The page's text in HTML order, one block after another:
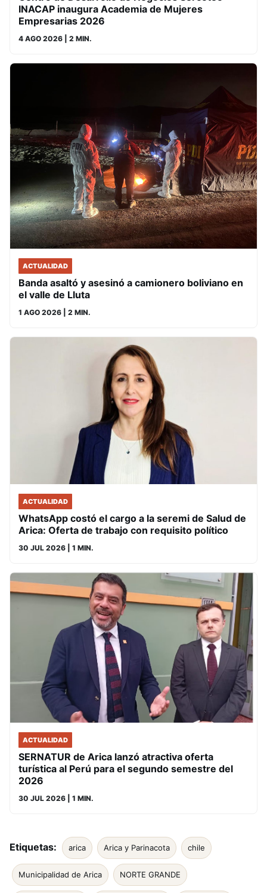
INACAP inaugura Academia de Mujeres
Empresarias 2026
4 AGO 2026 | 2 MIN.
ACTUALIDAD
Banda asaltó y asesinó a camionero boliviano en
el valle de Lluta
1 AGO 2026 | 2 MIN.
ACTUALIDAD
WhatsApp costó el cargo a la seremi de Salud de
Arica: Oferta de trabajo con requisito político
30 JUL 2026 | 1 MIN.
ACTUALIDAD
SERNATUR de Arica lanzó atractiva oferta
turística al Perú para el segundo semestre del
2026
30 JUL 2026 | 1 MIN.
Etiquetas: arica Arica y Parinacota chile
Municipalidad de Arica NORTE GRANDE